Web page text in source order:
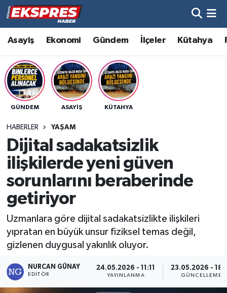
Asayiş Ekonomi Gündem İlçeler Kütahya
GÜNDEM ASAYIŞ KÜTAHYA
HABERLER YAŞAM
Dijital sadakatsizlik
ilişkilerde yeni güven
sorunlarını beraberinde
getiriyor
Uzmanlara göre dijital sadakatsizlikte ilişkileri
yıpratan en büyük unsur fiziksel temas değil,
gizlenen duygusal yakınlık oluyor.
NURCAN GÜNAY
EDITÖR
24.05.2026 - 11:11
YAYINLANMA
23.05.2026 -
GÜNCELLEME
Altıntaş
Asayiş
Aslanapa
Bölge
Çavdarhisar
Domaniç
Dumlupınar
Dünya
Eğitim
Hava Durumu
Trafik Durumu
Süper Lig Puan Durumu ve Fikstür
Son Dakika Haberleri
Haber Arşivi